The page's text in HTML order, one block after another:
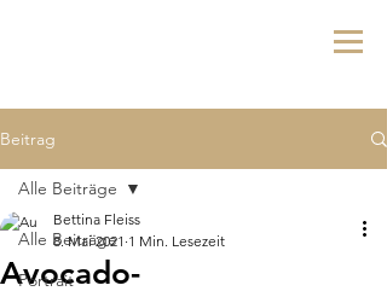
Beitrag
Alle Beiträge
Portrait
Alle Beiträge
Avocado-
Bettina Fleiss
8. Mai 2021 1 Min. Lesezeit